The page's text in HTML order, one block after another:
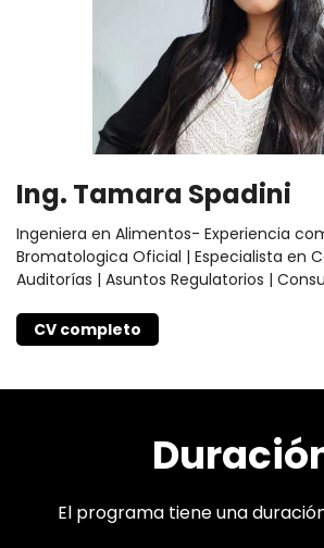
Ing. Tamara Spadini
Ingeniera en Alimentos- Experiencia
Bromatologica Oficial | Especialista en
Auditorías | Asuntos Regulatorios |
CV completo
El programa tiene una